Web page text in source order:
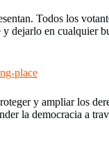
Todos los
dejarlo en cualquier
place
y ampliar los
la democracia a